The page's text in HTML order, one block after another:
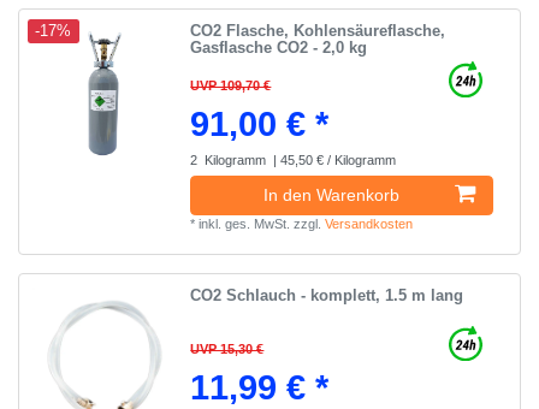
-17%
CO2 Flasche, Kohlensäureflasche,
Gasflasche CO2 - 2,0 kg
UVP 109,70 €
91,00 € *
2 Kilogramm | 45,50 € / Kilogramm
In den Warenkorb
*inkl. ges. MwSt. zzgl.Versandkosten
CO2 Schlauch - komplett, 1.5 m lang
UVP 15,30 €
11,99 € *